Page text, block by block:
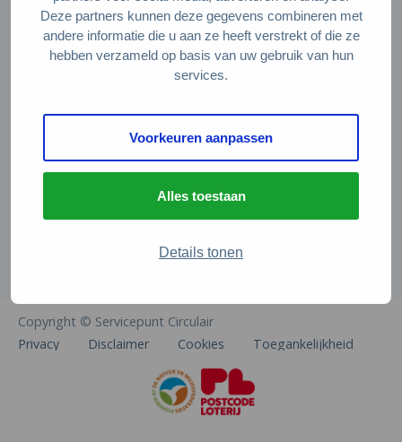
Deze partners kunnen deze gegevens combineren met
andere informatie die u aan ze heeft verstrekt of die ze
hebben verzameld op basis van uw gebruik van hun
services.
Voorkeuren aanpassen
Alles toestaan
Details tonen
Servicepunt Team
Veelgestelde vragen
De Natuur en Milieufederaties
Arthur van Schendelstraat 600
info@natuurenmilieufederaties.nl
Copyright © Servicepunt Circulair
Privacy
Disclaimer Cookies Toegankelijkheid